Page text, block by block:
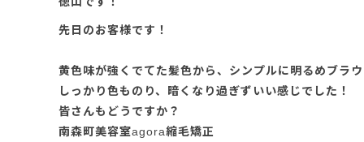
先日のお客様です！
黄色味が強くでてた髪色から、シンプルに明るめブラウ
しっかり色ものり、暗くなり過ぎずいい感じでした！
皆さんもどうですか？
南森町美容室agora縮毛矯正